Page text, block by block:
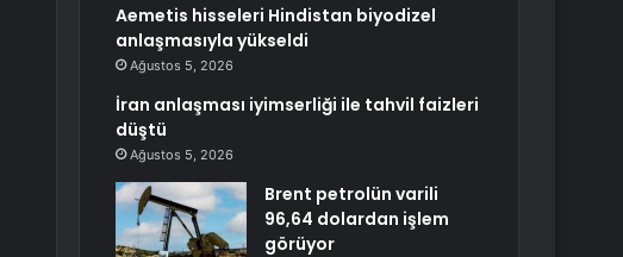
Aemetis hisseleri Hindistan biyodizel
anlaşmasıyla yükseldi
Ağustos 5, 2026
İran anlaşması iyimserliği ile tahvil faizleri
düştü
Ağustos 5, 2026
Brent petrolün varili
96,64 dolardan işlem
görüyor